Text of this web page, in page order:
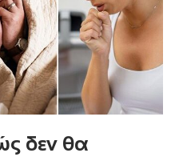
δεν θα